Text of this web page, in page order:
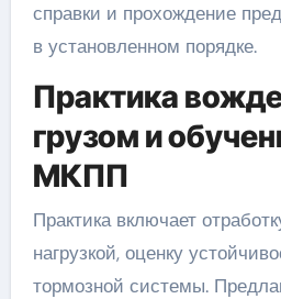
справки и прохождение
в установленном порядке.
Практика
грузом и
МКПП
Практика включает
нагрузкой, оценку
тормозной системы.